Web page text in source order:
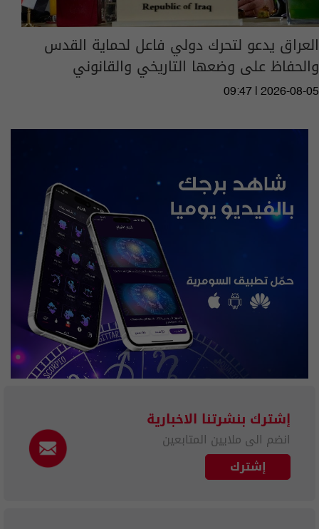
العراق يدعو لتحرك دولي فاعل لحماية القدس
والحفاظ على وضعها التاريخي والقانوني
09:47 | 2026-08-05
إشترك بنشرتنا الاخبارية
انضم الى ملايين المتابعين
إشترك